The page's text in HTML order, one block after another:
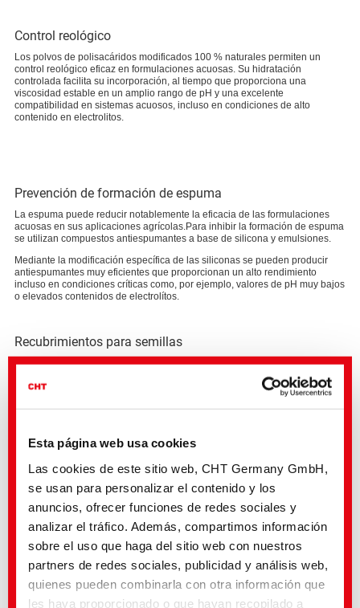
Esta página web usa cookies
Las cookies de este sitio web, CHT Germany GmbH,
se usan para personalizar el contenido y los
anuncios, ofrecer funciones de redes sociales y
analizar el tráfico. Además, compartimos información
sobre el uso que haga del sitio web con nuestros
partners de redes sociales, publicidad y análisis web,
quienes pueden combinarla con otra información que
les haya proporcionado o que hayan recopilado a
Control reológico
Los polvos de polisacáridos modificados 100 % naturales permiten un
control reológico eficaz en formulaciones acuosas. Su hidratación
controlada facilita su incorporación, al tiempo que proporciona una
viscosidad estable en un amplio rango de pH y una excelente
compatibilidad en sistemas acuosos, incluso en condiciones de alto
contenido en electrolitos.
Prevención de formación de espuma
La espuma puede reducir notablemente la eficacia de las formulaciones
acuosas en sus aplicaciones agrícolas.Para inhibir la formación de espuma
se utilizan compuestos antiespumantes a base de silicona y emulsiones.
Mediante la modificación específica de las siliconas se pueden producir
antiespumantes muy eficientes que proporcionan un alto rendimiento
incluso en condiciones críticas como, por ejemplo, valores de pH muy bajos
o elevados contenidos de electrolítos.
Recubrimientos para semillas
Aunque las emulsiones de cera son un segmento nicho dentro del mercado
de materiales para recubrimiento de semillas, desempeñan un papel
importante en la mejora de la fluidez, la resistencia a la abrasión y el control
de la humedad de las semillas. Nuestras emulsiones de cera de origen
biológico y sin microplásticos garantizan una reducción eficaz del polvo y
Campos de aplicación
Formulaciones de productos auxiliares
Fertilizantes y productos fitosanitarios
Recubrimientos de semillas